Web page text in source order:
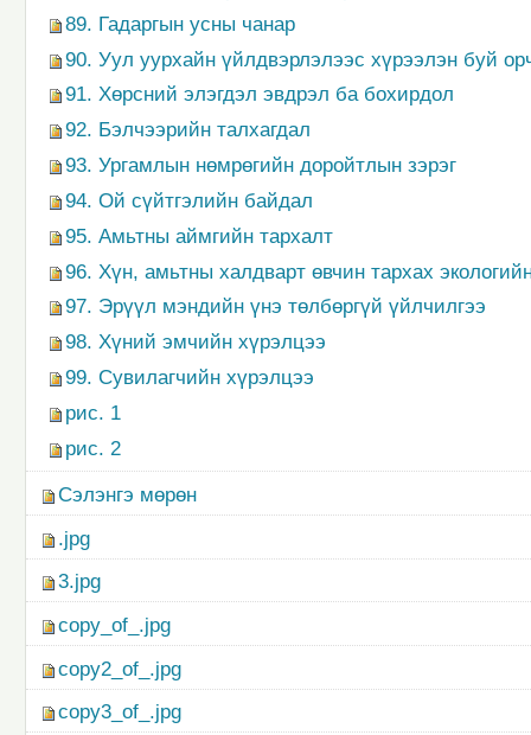
89. Гадаргын усны чанар
90. Уул уурхайн үйлдвэрлэлээс хүрээлэн буй
91. Хөрсний элэгдэл эвдрэл ба бохирдол
92. Бэлчээрийн талхагдал
93. Ургамлын нөмрөгийн доройтлын зэрэг
94. Ой сүйтгэлийн байдал
95. Амьтны аймгийн тархалт
96. Хүн, амьтны халдварт өвчин тархах
97. Эрүүл мэндийн үнэ төлбөргүй үйлчилгээ
98. Хүний эмчийн хүрэлцээ
99. Сувилагчийн хүрэлцээ
рис. 1
рис. 2
Сэлэнгэ мөрөн
.jpg
3.jpg
copy_of_.jpg
copy2_of_.jpg
copy3_of_.jpg